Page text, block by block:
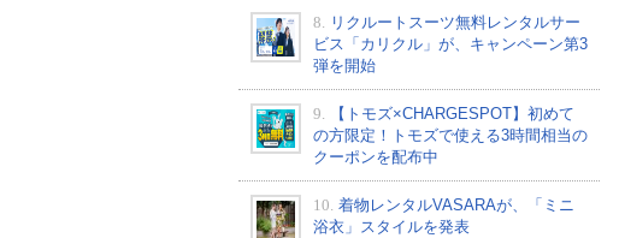
8.
リクルートスーツ無料レンタルサー
ビス「カリクル」が、キャンペーン第3
弾を開始
9.
【トモズ×CHARGESPOT】初めて
の方限定！トモズで使える3時間相当の
クーポンを配布中
10. 着物レンタルVASARAが、「ミニ
浴衣」スタイルを発表